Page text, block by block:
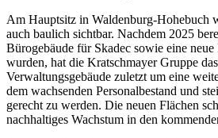
Am Hauptsitz in Waldenburg-Hohebuch
auch baulich sichtbar. Nachdem 2025
Bürogebäude für Skadec sowie eine
wurden, hat die Kratschmayer Gruppe
Verwaltungsgebäude zuletzt um eine
dem wachsenden Personalbestand und
gerecht zu werden. Die neuen Flächen
nachhaltiges Wachstum in den